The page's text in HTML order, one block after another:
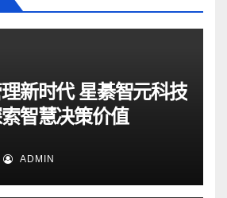
新时代 星綦智元科技
智慧决策价值
ADMIN